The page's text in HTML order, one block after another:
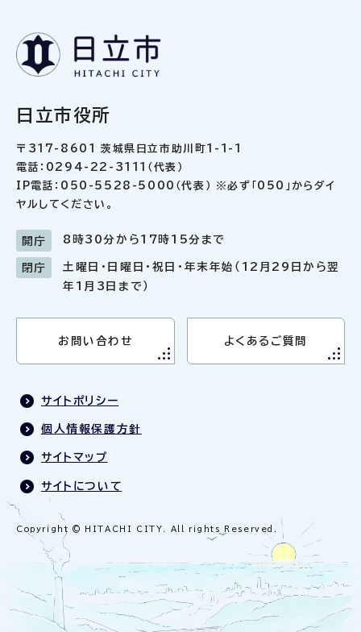
日立市役所
〒317-8601 茨城県日立市助川町1-1-1
電話：0294-22-3111（代表）
IP電話：050-5528-5000（代表） ※必ず「050」からダイ
ヤルしてください。
開庁 8時30分から17時15分まで
閉庁
土曜日・日曜日・祝日・年末年始（12月29日から翌
年1月3日まで）
お問い合わせ よくあるご質問
サイトポリシー
個人情報保護方針
サイトマップ
サイトについて
Copyright © HITACHI CITY. All rights Reserved.